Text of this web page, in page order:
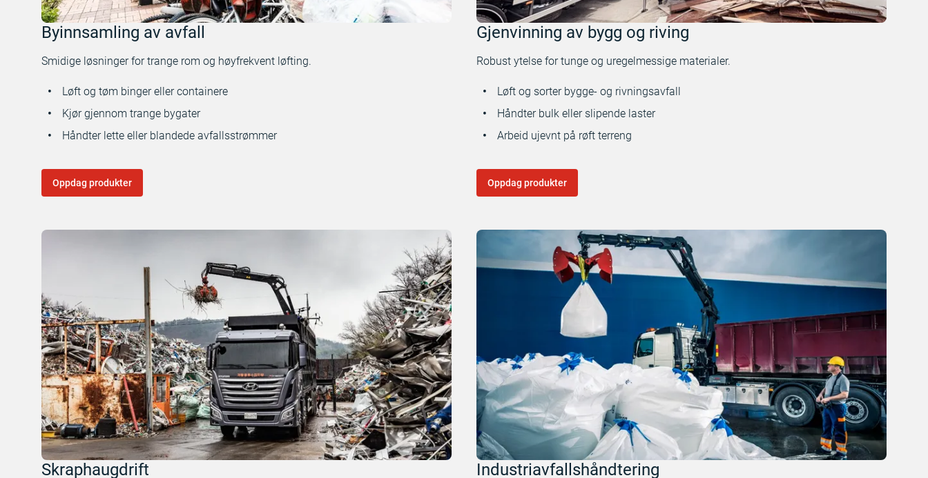
Byinnsamling av avfall
Smidige løsninger for trange rom og høyfrekvent løfting.
Løft og tøm binger eller containere
Kjør gjennom trange bygater
Håndter lette eller blandede avfallsstrømmer
Oppdag produkter
Gjenvinning av bygg og riving
Robust ytelse for tunge og uregelmessige materialer.
Løft og sorter bygge- og rivningsavfall
Håndter bulk eller slipende laster
Arbeid ujevnt på røft terreng
Oppdag produkter
Skraphaugdrift Industriavfallshåndtering